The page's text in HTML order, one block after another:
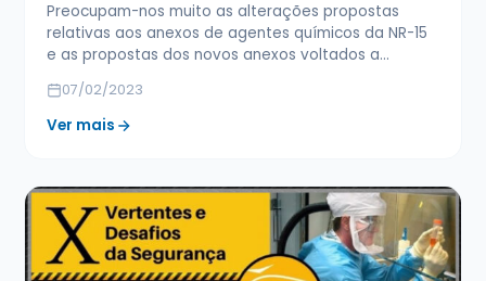
Preocupam-nos muito as alterações propostas
relativas aos anexos de agentes químicos da NR-15
e as propostas dos novos anexos voltados a…
07/02/2023
Ver mais